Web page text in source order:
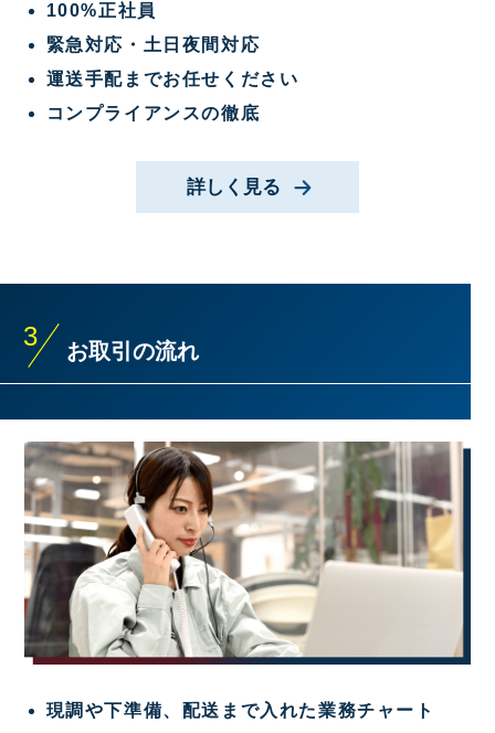
100%正社員
緊急対応・土日夜間対応
運送手配までお任せください
コンプライアンスの徹底
詳しく見る
3 お取引の流れ
現調や下準備、 配送まで入れた業務チャート